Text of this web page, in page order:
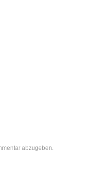
abzugeben.